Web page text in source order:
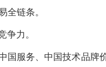
全链条。
争力。
国服务、中国技术品牌